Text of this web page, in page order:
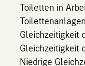
Toiletten in
Gleichzeitigkeit
Gleichzeitigkeit
Niedrige